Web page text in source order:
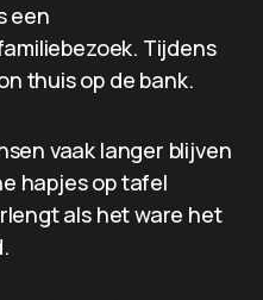
een
Tijdens
thuis op de bank.
vaak langer blijven
hapjes op tafel
als het ware het